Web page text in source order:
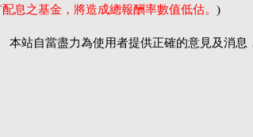
息之基金，將造成總報酬率數值低估。 )
本站自當盡力為使用者提供正確的意見及消息